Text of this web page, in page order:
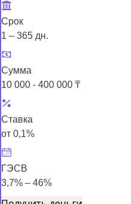
Срок
1 – 365 дн.
Сумма
10 000 - 400 000 ₸
Ставка
от 0,1%
ГЭСВ
3,7% – 46%